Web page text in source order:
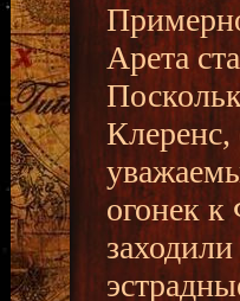
Арета
Клеренс,
огонек к